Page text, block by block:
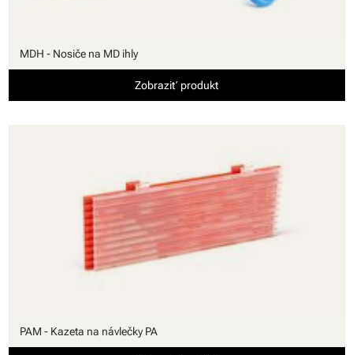
MDH - Nosiče na MD ihly
Zobraziť produkt
PAM - Kazeta na návlečky PA